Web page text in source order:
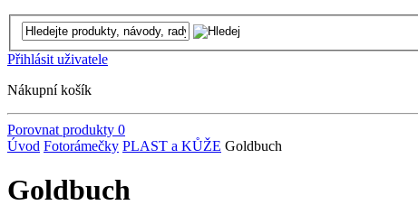
Přihlásit uživatele
Nákupní košík
Porovnat produkty 0
Úvod Fotorámečky PLAST a KŮŽE Goldbuch
Goldbuch